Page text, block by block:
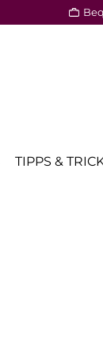
TIPPS &